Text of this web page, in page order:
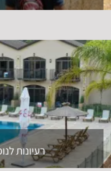
רעיונות